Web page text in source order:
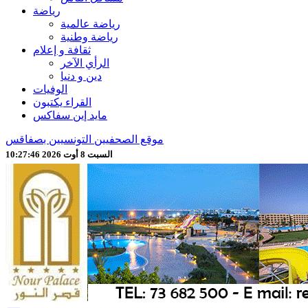
رياضة
رياضة عالمية
رياضة وطنية
ثقافة و إعلام
الرأي الآخر
دين و دنيا
الوفيات
القراء يكتبون
مايد إين سفاكس
موقع الصحفيين التونسيين بصفاقس
السبت 8 أوت 2026 10:27:48